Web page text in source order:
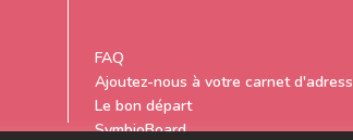
FAQ
Ajoutez-nous à votre carnet
Le bon départ
SymbioBoard